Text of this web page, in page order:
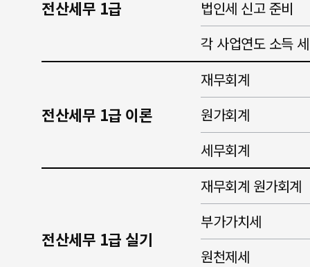
전산세무 1급
법인세 신고 준비
각 사업연도 소득
전산세무 1급 이론
재무회계
원가회계
세무회계
전산세무 1급 실기
재무회계 원가회계
부가가치세
원천제세